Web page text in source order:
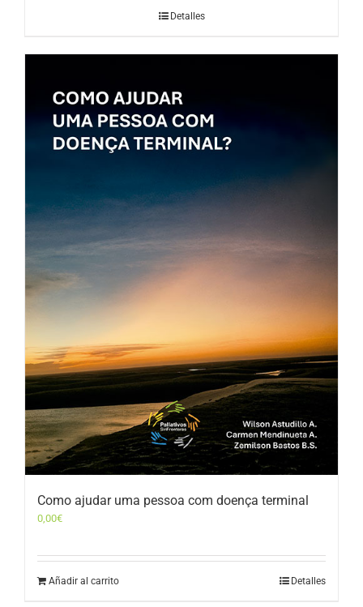
Detalles
Como ajudar uma pessoa com doença terminal
0,00€
Añadir al carrito Detalles